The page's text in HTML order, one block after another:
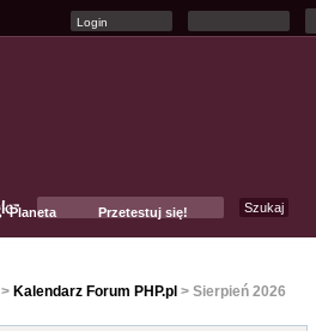
Planeta Przetestuj się!
> Kalendarz Forum PHP.pl > Sierpień 2026